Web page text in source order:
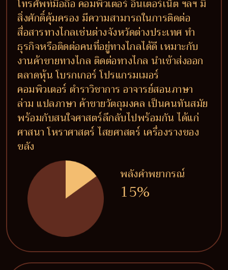
โทรศัพท์มือถือ คอมพิวเตอร์ อินเตอร์เน็ต ฯลฯ มี
สิ่งศักดิ์คุ้มครอง มีความสามารถในการติดต่อ
สื่อสารทางไกลเช่นต่างจังหวัดต่างประเทศ ทำ
ธุรกิจหรือติดต่อคนที่อยู่ทางไกลได้ดี เหมาะกับ
งานค้าขายทางไกล ติดต่อทางไกล นำเข้าส่งออก
ตลาดหุ้น โบรกเกอร์ โปรแกรมเมอร์
คอมพิวเตอร์ ตำราวิชาการ อาจารย์สอนภาษา
ล่าม แปลภาษา ค้าขายวัตถุมงคล เป็นคนทันสมัย
พร้อมกับสนใจศาสตร์ลึกลับไปพร้อมกัน ได้แก่
ศาสนา โหราศาสตร์ ไสยศาสตร์ เครื่องรางของ
ขลัง
พลังคำพยากรณ์
15%